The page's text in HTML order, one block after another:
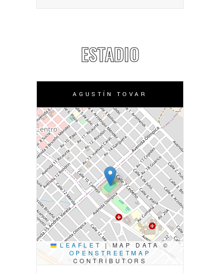
ESTADIO
AGUSTÍN TOVAR
LEAFLET |MAP DATA ©
OPENSTREETMAP
CONTRIBUTORS